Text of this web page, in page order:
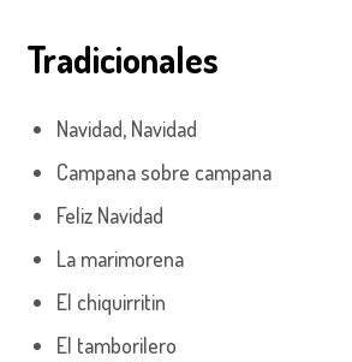
Tradicionales
Navidad, Navidad
Campana sobre campana
Feliz Navidad
La marimorena
El chiquirritin
El tamborilero